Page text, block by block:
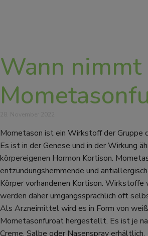
Wann nimmt
Mometason ist ein Wirkstoff der Gruppe
Es ist in der Genese und in der Wirkung
körpereigenen Hormon Kortison.
entzündungshemmende und
Körper vorhandenen Kortison. Wirkstoffe
werden daher umgangssprachlich oft
Als Arzneimittel wird es in Form von
Mometasonfuroat hergestellt. Es ist je
Creme, Salbe oder Nasenspray erhältlich.